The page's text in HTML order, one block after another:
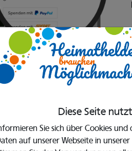
Diese Seite
Sie sich über Cookies
auf unserer Webseite in unserer